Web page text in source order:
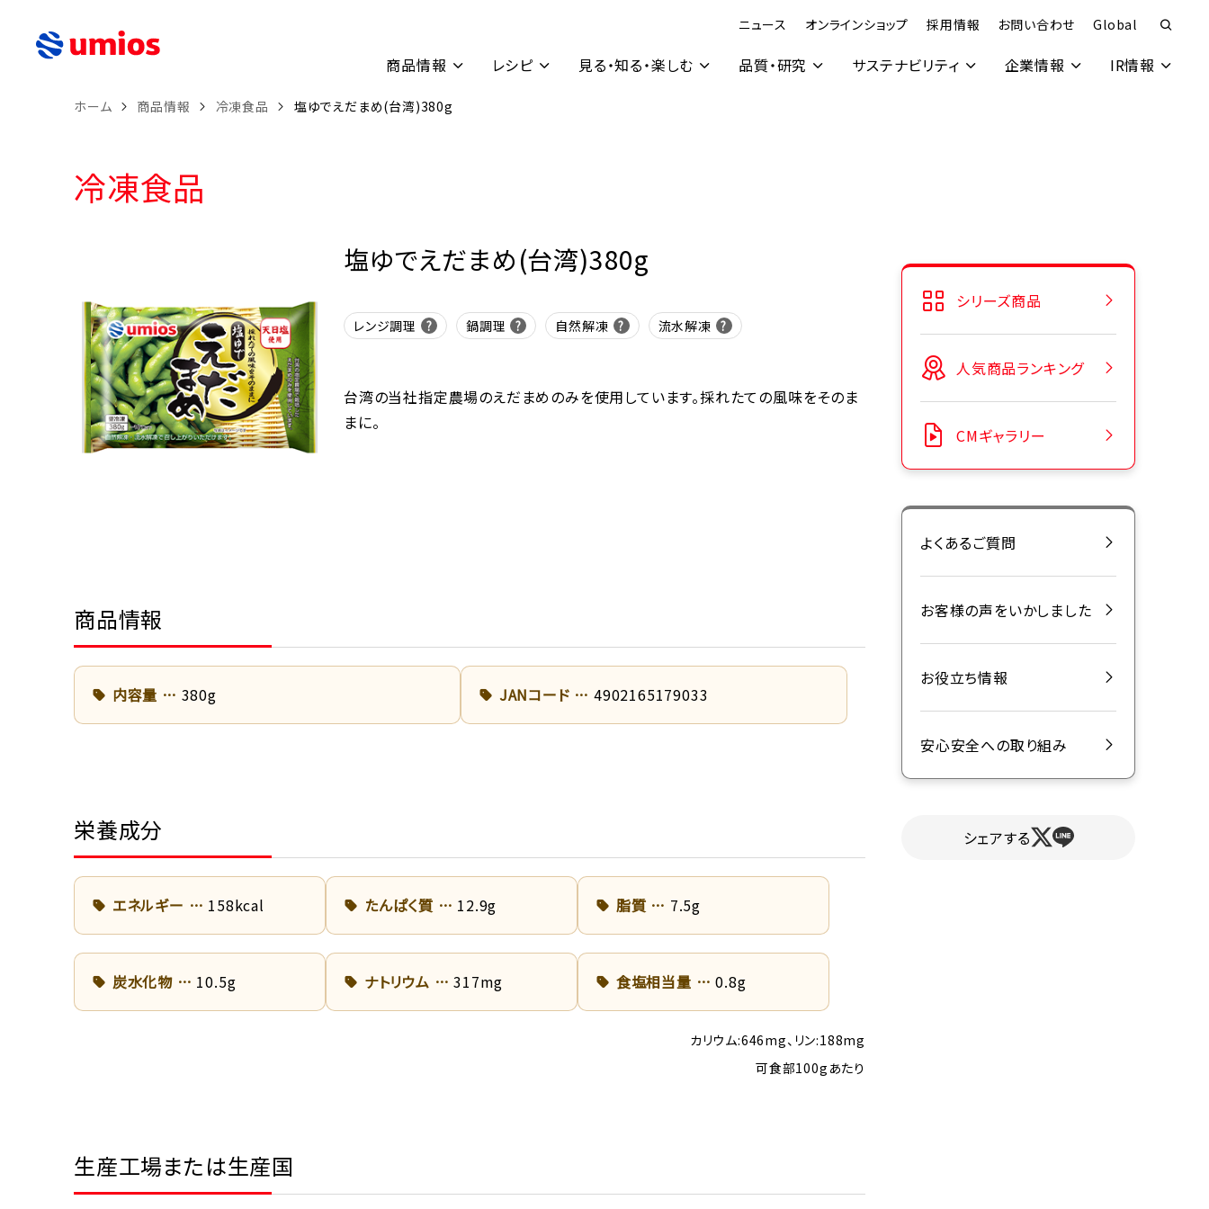
ニュース オンラインショップ 採用情報 お問い合わせ Global
商品情報 レシピ 見る・知る・楽しむ 品質・研究 サステナビリティ 企業情報 IR情報
ホーム 商品情報 冷凍食品 塩ゆでえだまめ(台湾)380g
冷凍食品
塩ゆでえだまめ(台湾)380g
レンジ調理 鍋調理 自然解凍 流水解凍
台湾の当社指定農場のえだまめのみを使用しています。採れたての風味をそのま
まに。
商品情報
内容量 380g JANコード 4902165179033
栄養成分
エネルギー 158kcal たんぱく質 12.9g 脂質 7.5g
炭水化物 10.5g ナトリウム 317mg 食塩相当量 0.8g
カリウム:646mg、リン:188mg
可食部100gあたり
生産工場または生産国
シリーズ商品
人気商品ランキング
CMギャラリー
よくあるご質問
お客様の声をいかしました
お役立ち情報
安心安全への取り組み
シェアする